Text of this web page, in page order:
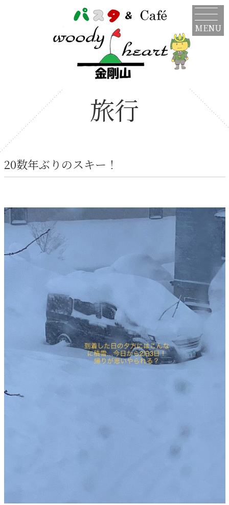
MENU
旅行
20数年ぶりのスキー！